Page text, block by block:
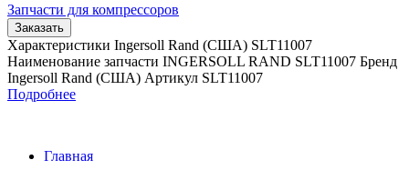
Запчасти для компрессоров
Заказать
Характеристики Ingersoll Rand (США) SLT11007
Наименование запчасти INGERSOLL RAND SLT11007 Бренд
Ingersoll Rand (США) Артикул SLT11007
Подробнее
Главная